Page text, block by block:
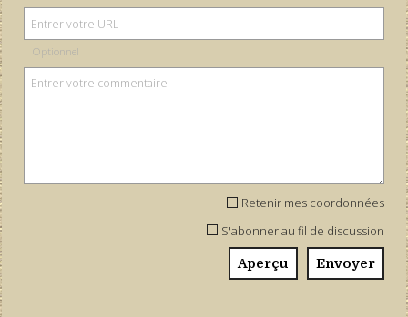
Optionnel
Retenir mes coordonnées
S'abonner au fil de discussion